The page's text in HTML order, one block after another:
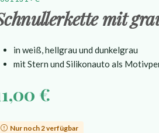
mit
in weiß, hellgrau und dunkelgrau
mit Stern und Silikonauto als
€
Nur noch 2 verfügbar